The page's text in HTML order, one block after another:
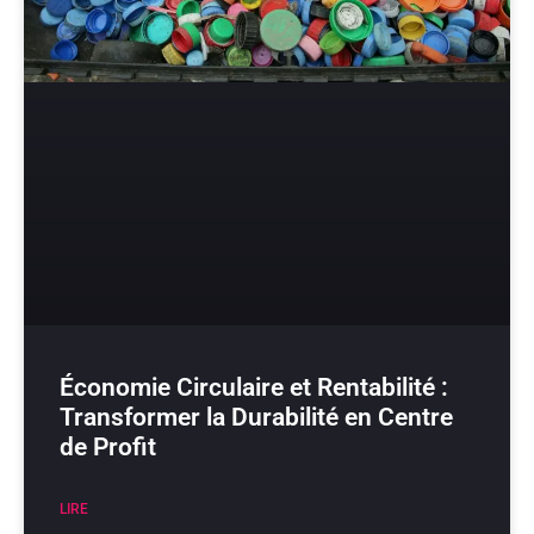
Économie Circulaire et Rentabilité :
Transformer la Durabilité en Centre
de Profit
LIRE